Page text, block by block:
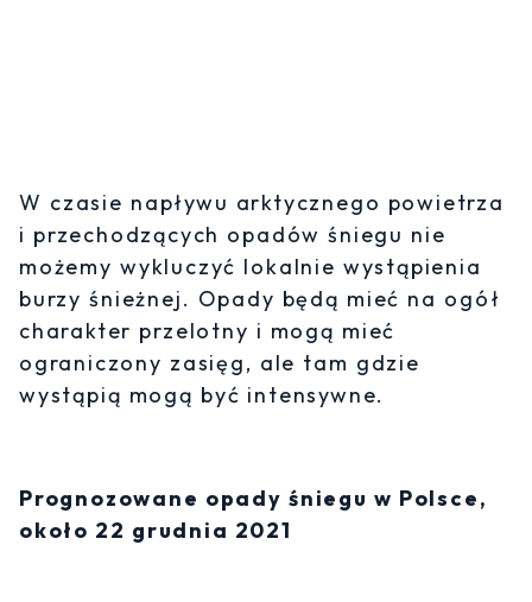
W czasie napływu arktycznego powietrza
i przechodzących opadów śniegu nie
możemy wykluczyć lokalnie wystąpienia
burzy śnieżnej. Opady będą mieć na ogół
charakter przelotny i mogą mieć
ograniczony zasięg, ale tam gdzie
wystąpią mogą być intensywne.
Prognozowane opady śniegu w Polsce,
około 22 grudnia 2021